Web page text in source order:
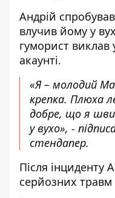
Андрій
влучив йому у
гуморист
акаунті.
«Я – молодий
крепка. Плюха
добре, що я
у вухо», -
стендапер.
Після інциденту
серйозних травм